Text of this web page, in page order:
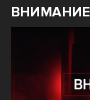
ВНИМАНИЕ